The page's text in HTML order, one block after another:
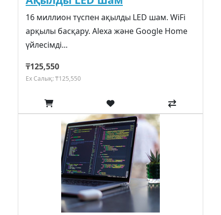
16 миллион түспен ақылды LED шам. WiFi
арқылы басқару. Alexa және Google Home
үйлесімді...
₸125,550
Ex Салық: ₸125,550